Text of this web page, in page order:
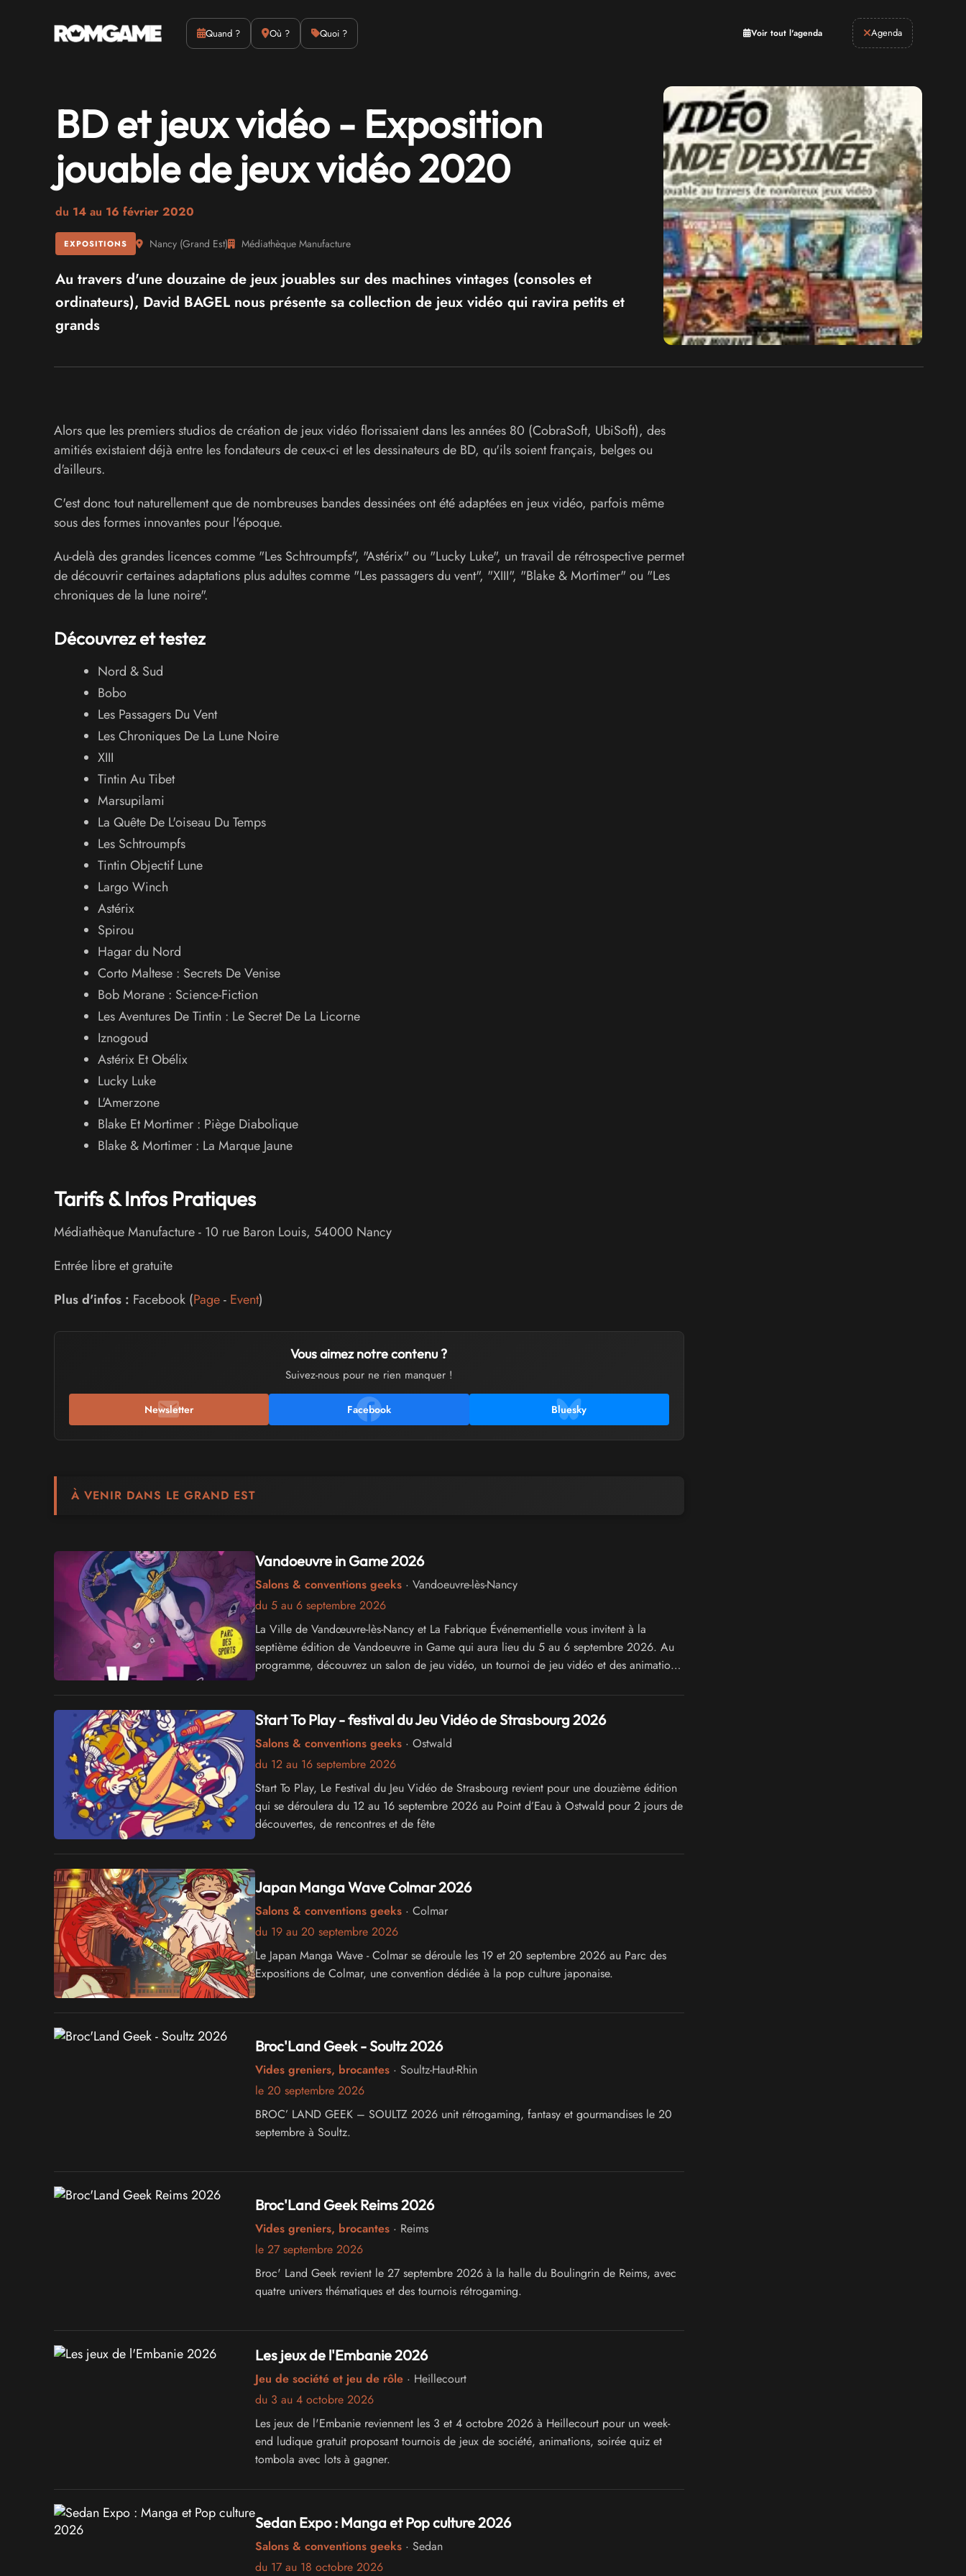
Quand ? Où ? Quoi ? Voir tout l'agenda
Actus Culture Emulation Agenda
BD et jeux vidéo - Exposition
jouable de jeux vidéo 2020
du 14au 16 février 2020
EXPOSITIONS Nancy(Grand Est) Médiathèque Manufacture
Au travers d'une douzaine de jeux jouables sur des machines vintages (consoles et
ordinateurs), David BAGEL nous présente sa collection de jeux vidéo qui ravira petits et
grands
Alors que les premiers studios de création de jeux vidéo florissaient dans les années 80 (CobraSoft, UbiSoft), des
amitiés existaient déjà entre les fondateurs de ceux-ci et les dessinateurs de BD, qu'ils soient français, belges ou
d'ailleurs.
C'est donc tout naturellement que de nombreuses bandes dessinées ont été adaptées en jeux vidéo, parfois même
sous des formes innovantes pour l'époque.
Au-delà des grandes licences comme "Les Schtroumpfs", "Astérix" ou "Lucky Luke", un travail de rétrospective permet
de découvrir certaines adaptations plus adultes comme "Les passagers du vent", "XIII", "Blake & Mortimer" ou "Les
chroniques de la lune noire".
Découvrez et testez
Nord & Sud
Bobo
Les Passagers Du Vent
Les Chroniques De La Lune Noire
XIII
Tintin Au Tibet
Marsupilami
La Quête De L'oiseau Du Temps
Les Schtroumpfs
Tintin Objectif Lune
Largo Winch
Astérix
Spirou
Hagar du Nord
Corto Maltese : Secrets De Venise
Bob Morane : Science-Fiction
Les Aventures De Tintin : Le Secret De La Licorne
Iznogoud
Astérix Et Obélix
Lucky Luke
L'Amerzone
Blake Et Mortimer : Piège Diabolique
Blake & Mortimer : La Marque Jaune
Tarifs & Infos Pratiques
Médiathèque Manufacture- 10 rue Baron Louis, 54000 Nancy
Entrée libre et gratuite
Plus d'infos : Facebook (Page- Event)
Vous aimez notre contenu ?
Suivez-nous pour ne rien manquer !
Newsletter Facebook Bluesky
À VENIR DANS LE GRAND EST
Vandoeuvre in Game 2026
Salons & conventions geeks· Vandoeuvre-lès-Nancy
du 5 au 6 septembre 2026
La Ville de Vandœuvre-lès-Nancy et La Fabrique Événementielle vous invitent à la
septième édition de Vandoeuvre in Game qui aura lieu du 5 au 6 septembre 2026. Au
programme, découvrez un salon de jeu vidéo, un tournoi de jeu vidéo et des animations
geeks
Start To Play - festival du Jeu Vidéo de Strasbourg 2026
Salons & conventions geeks· Ostwald
du 12 au 16 septembre 2026
Start To Play, Le Festival du Jeu Vidéo de Strasbourg revient pour une douzième édition
qui se déroulera du 12 au 16 septembre 2026 au Point d’Eau à Ostwald pour 2 jours de
découvertes, de rencontres et de fête
Japan Manga Wave Colmar 2026
Salons & conventions geeks· Colmar
du 19 au 20 septembre 2026
Le Japan Manga Wave - Colmar se déroule les 19 et 20 septembre 2026 au Parc des
Expositions de Colmar, une convention dédiée à la pop culture japonaise.
Broc'Land Geek - Soultz 2026
Vides greniers, brocantes· Soultz-Haut-Rhin
le 20 septembre 2026
BROC’ LAND GEEK – SOULTZ 2026 unit rétrogaming, fantasy et gourmandises le 20
septembre à Soultz.
Broc'Land Geek Reims 2026
Vides greniers, brocantes· Reims
le 27 septembre 2026
Broc' Land Geek revient le 27 septembre 2026 à la halle du Boulingrin de Reims, avec
quatre univers thématiques et des tournois rétrogaming.
Les jeux de l'Embanie 2026
Jeu de société et jeu de rôle· Heillecourt
du 3 au 4 octobre 2026
Les jeux de l'Embanie reviennent les 3 et 4 octobre 2026 à Heillecourt pour un week-
end ludique gratuit proposant tournois de jeux de société, animations, soirée quiz et
tombola avec lots à gagner.
Sedan Expo : Manga et Pop culture 2026
Salons & conventions geeks· Sedan
du 17 au 18 octobre 2026